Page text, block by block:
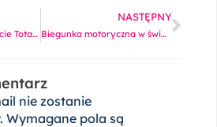
Próchnica w kontekście Totalnej Biologii: co mówi twoje ciało?
NASTĘPNY
Biegunka motoryczna w świetle totalnej biologii – co mówi nam ciało?
nie zostanie
Wymagane pola są